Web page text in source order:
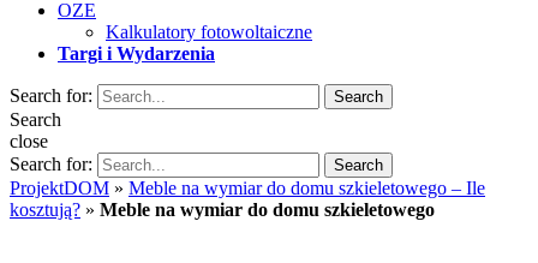
OZE
Kalkulatory fotowoltaiczne
Targi i Wydarzenia
Search for: Search
Search
close
Search for:
Search
ProjektDOM » Meble na wymiar do domu szkieletowego – Ile
kosztują? » Meble na wymiar do domu szkieletowego